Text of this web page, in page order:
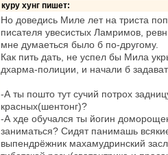
куру хунг пишет:
Но доведись Миле лет на триста
писателя увесистых Ламримов,
мне думаеться было б по-другому.
Как пить дать, не успел бы Мила
дхарма-полиции, и начали б
-А ты пошто тут сучий потрох
красных(шентонг)?
-А хде обучался ты йогин
заниматься? Сидят панимашь
выпендрёжник махамудринский